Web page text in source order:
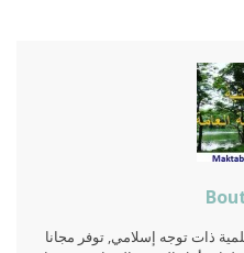
ذات توجه إسلامي, توفر مجانا